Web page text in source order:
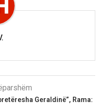
Geraldinë”, Rama: